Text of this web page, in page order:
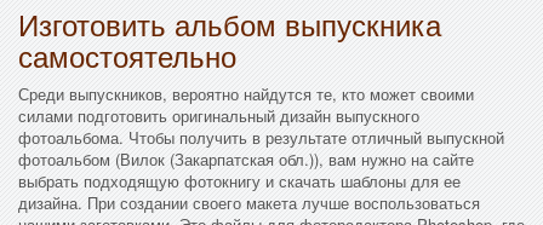
Изготовить альбом выпускника
самостоятельно
Среди выпускников, вероятно найдутся те, кто может своими
силами подготовить оригинальный дизайн выпускного
фотоальбома. Чтобы получить в результате отличный выпускной
фотоальбом (Вилок (Закарпатская обл.)), вам нужно на сайте
выбрать подходящую фотокнигу и скачать шаблоны для ее
дизайна. При создании своего макета лучше воспользоваться